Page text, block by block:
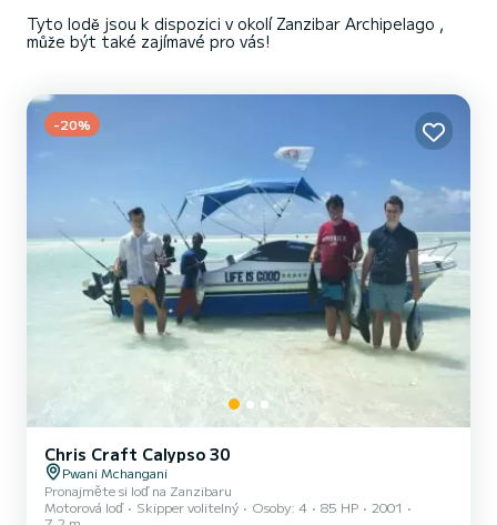
Tyto lodě jsou k dispozici v okolí Zanzibar Archipelago ,
může být také zajímavé pro vás!
-20%
Chris Craft Calypso 30
Pwani Mchangani
Pronajměte si loď na Zanzibaru
Motorová loď
Skipper volitelný Osoby: 4 85 HP
2001